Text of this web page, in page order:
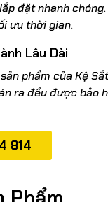
đặt nhanh
ưu thời gian.
Lâu Dài
phẩm của Kệ
ra đều được bảo
814